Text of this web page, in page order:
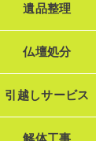
遺品整理
仏壇処分
引越しサービス
解体工事